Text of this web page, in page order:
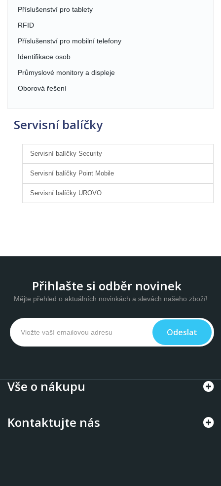
Příslušenství pro tablety
RFID
Příslušenství pro mobilní telefony
Identifikace osob
Průmyslové monitory a displeje
Oborová řešení
Servisní balíčky
Servisní balíčky Security
Servisní balíčky Point Mobile
Servisní balíčky UROVO
Přihlašte si odběr novinek
Mějte přehled o aktuálních novinkách a slevách našeho zboží!
Odeslat
Vše o nákupu
Kontaktujte nás